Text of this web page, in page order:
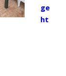
ge
ht